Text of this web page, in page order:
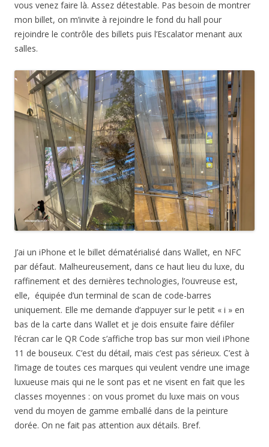
vous venez faire là. Assez détestable. Pas besoin de montrer
mon billet, on m’invite à rejoindre le fond du hall pour
rejoindre le contrôle des billets puis l’Escalator menant aux
salles.
J’ai un iPhone et le billet dématérialisé dans Wallet, en NFC
par défaut. Malheureusement, dans ce haut lieu du luxe, du
raffinement et des dernières technologies, l’ouvreuse est,
elle, équipée d’un terminal de scan de code-barres
uniquement. Elle me demande d’appuyer sur le petit « i » en
bas de la carte dans Wallet et je dois ensuite faire défiler
l’écran car le QR Code s’affiche trop bas sur mon vieil iPhone
11 de bouseux. C’est du détail, mais c’est pas sérieux. C’est à
l’image de toutes ces marques qui veulent vendre une image
luxueuse mais qui ne le sont pas et ne visent en fait que les
classes moyennes : on vous promet du luxe mais on vous
vend du moyen de gamme emballé dans de la peinture
dorée. On ne fait pas attention aux détails. Bref.